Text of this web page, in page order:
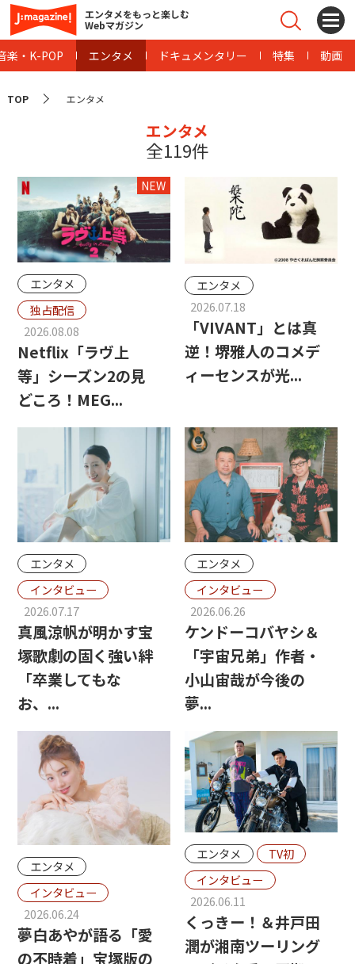
エンタメをもっと楽しむ
Webマガジン
楽・K-POP エンタメ ドキュメンタリー 特集 動画
TOP エンタメ
エンタメ
全119件
NEW
エンタメ
独占配信
2026.08.08
Netflix「ラヴ上
等」シーズン2の見
どころ！MEG...
エンタメ
2026.07.18
「VIVANT」とは真
逆！堺雅人のコメデ
ィーセンスが光...
エンタメ
インタビュー
2026.07.17
真風涼帆が明かす宝
塚歌劇の固く強い絆
「卒業してもな
お、...
エンタメ
インタビュー
2026.06.26
ケンドーコバヤシ＆
「宇宙兄弟」作者・
小山宙哉が今後の
夢...
エンタメ
インタビュー
2026.06.24
夢白あやが語る「愛
の不時着」宝塚版の
エンタメ
TV初
インタビュー
2026.06.11
くっきー！＆井戸田
潤が湘南ツーリング